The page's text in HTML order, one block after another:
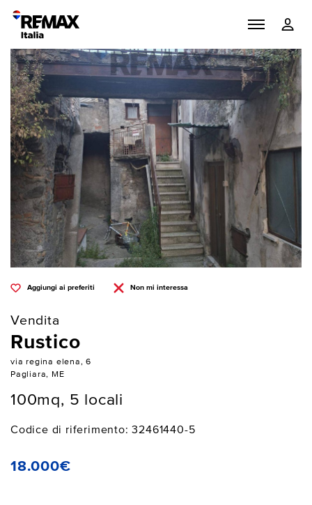
Aggiungi ai preferiti Non mi interessa
Vendita
Rustico
via regina elena, 6
Pagliara, ME
100mq, 5 locali
Codice di riferimento: 32461440-5
18.000€